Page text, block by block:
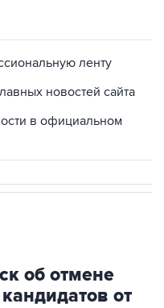
новостей сайта
в официальном
об отмене
от
в Думу